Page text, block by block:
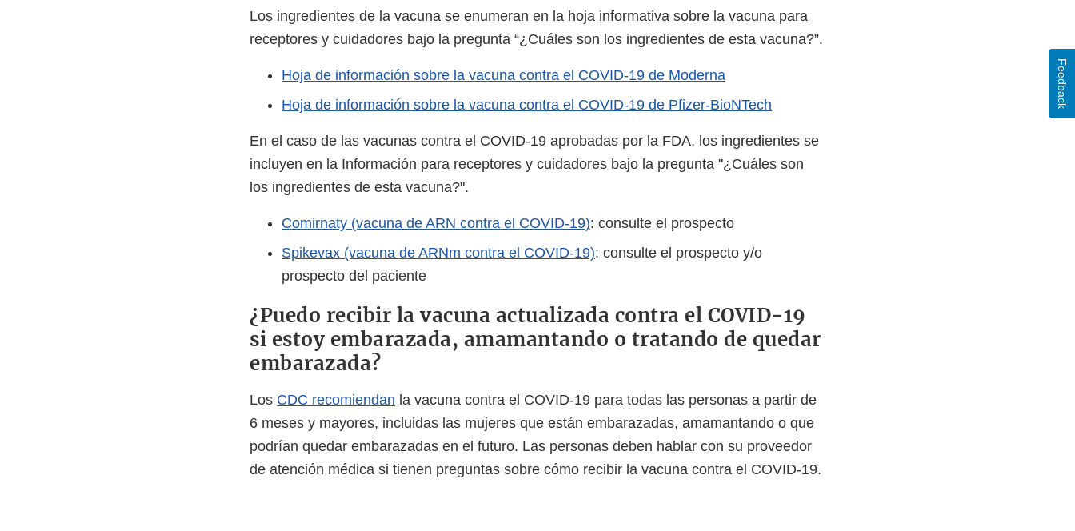
Los ingredientes de la vacuna se enumeran en la hoja informativa sobre la vacuna para
receptores y cuidadores bajo la pregunta “¿Cuáles son los ingredientes de esta vacuna?”.
Hoja de información sobre la vacuna contra el COVID-19 de Moderna
Hoja de información sobre la vacuna contra el COVID-19 de Pfizer-BioNTech
En el caso de las vacunas contra el COVID-19 aprobadas por la FDA, los ingredientes se
incluyen en la Información para receptores y cuidadores bajo la pregunta "¿Cuáles son
los ingredientes de esta vacuna?".
Comirnaty (vacuna de ARN contra el COVID-19): consulte el prospecto
Spikevax (vacuna de ARNm contra el COVID-19): consulte el prospecto y/o
prospecto del paciente
¿Puedo recibir la vacuna actualizada contra el COVID-19
si estoy embarazada, amamantando o tratando de quedar
embarazada?
Los CDC recomiendan la vacuna contra el COVID-19 para todas las personas a partir de
6 meses y mayores, incluidas las mujeres que están embarazadas, amamantando o que
podrían quedar embarazadas en el futuro. Las personas deben hablar con su proveedor
de atención médica si tienen preguntas sobre cómo recibir la vacuna contra el COVID-19.
Feedback